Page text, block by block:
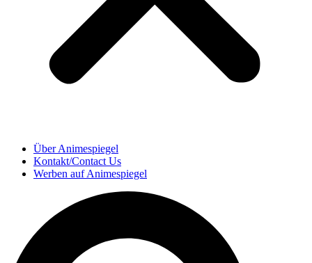
Über Animespiegel
Kontakt/Contact Us
Werben auf Animespiegel